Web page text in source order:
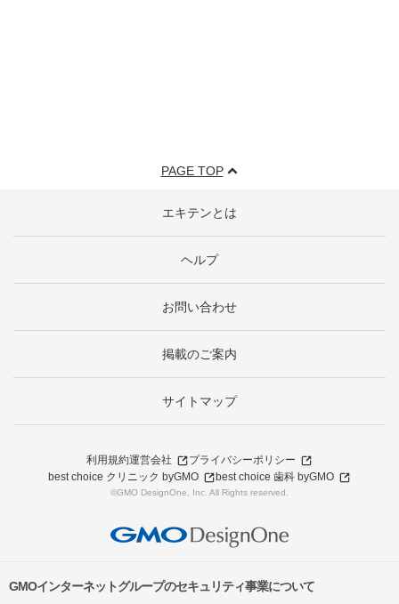
PAGE TOP
エキテンとは
ヘルプ
お問い合わせ
掲載のご案内
サイトマップ
利用規約運営会社
プライバシーポリシー
best choice クリニック byGMO
best choice 歯科 byGMO
©GMO DesignOne, Inc. All Rights reserved.
GMOインターネットグループのセキュリティ事業について